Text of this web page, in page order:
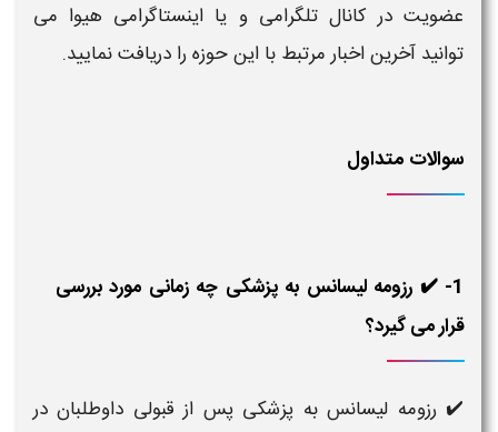
عضویت در کانال تلگرامی و یا اینستاگرامی هیوا می
توانید آخرین اخبار مرتبط با این حوزه را دریافت نمایید.
سوالات متداول
1- ✔️ رزومه لیسانس به پزشکی چه زمانی مورد بررسی
قرار می گیرد؟
✔️ رزومه لیسانس به پزشکی پس از قبولی داوطلبان در